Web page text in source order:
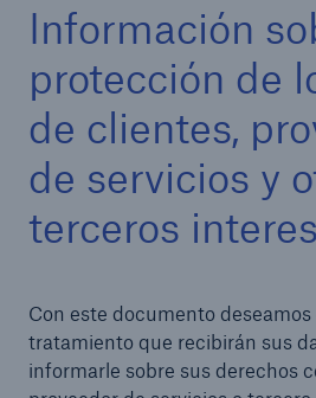
Información
protección de
de clientes,
de servicios y
terceros
Con este documento
tratamiento que recibirán sus
informarle sobre sus derechos
Home
Solutions
Empresa
Insights